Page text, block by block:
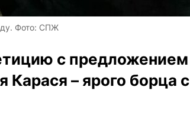
Фото: СПЖ
с предложением
Карася – ярого борца с